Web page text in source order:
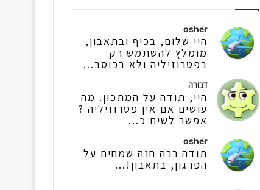
osher
היי שלום, בכיף ובתאבון,
מומלץ להשתמש רק
בפטרוזיליה ולא בכוסב...
דבורה
היי, תודה על המתכון. מה
עושים אם אין פטרוזיליה ?
אפשר לשים כ...
osher
תודה רבה חנה שמחים על
הפרגון, בתאבון!...